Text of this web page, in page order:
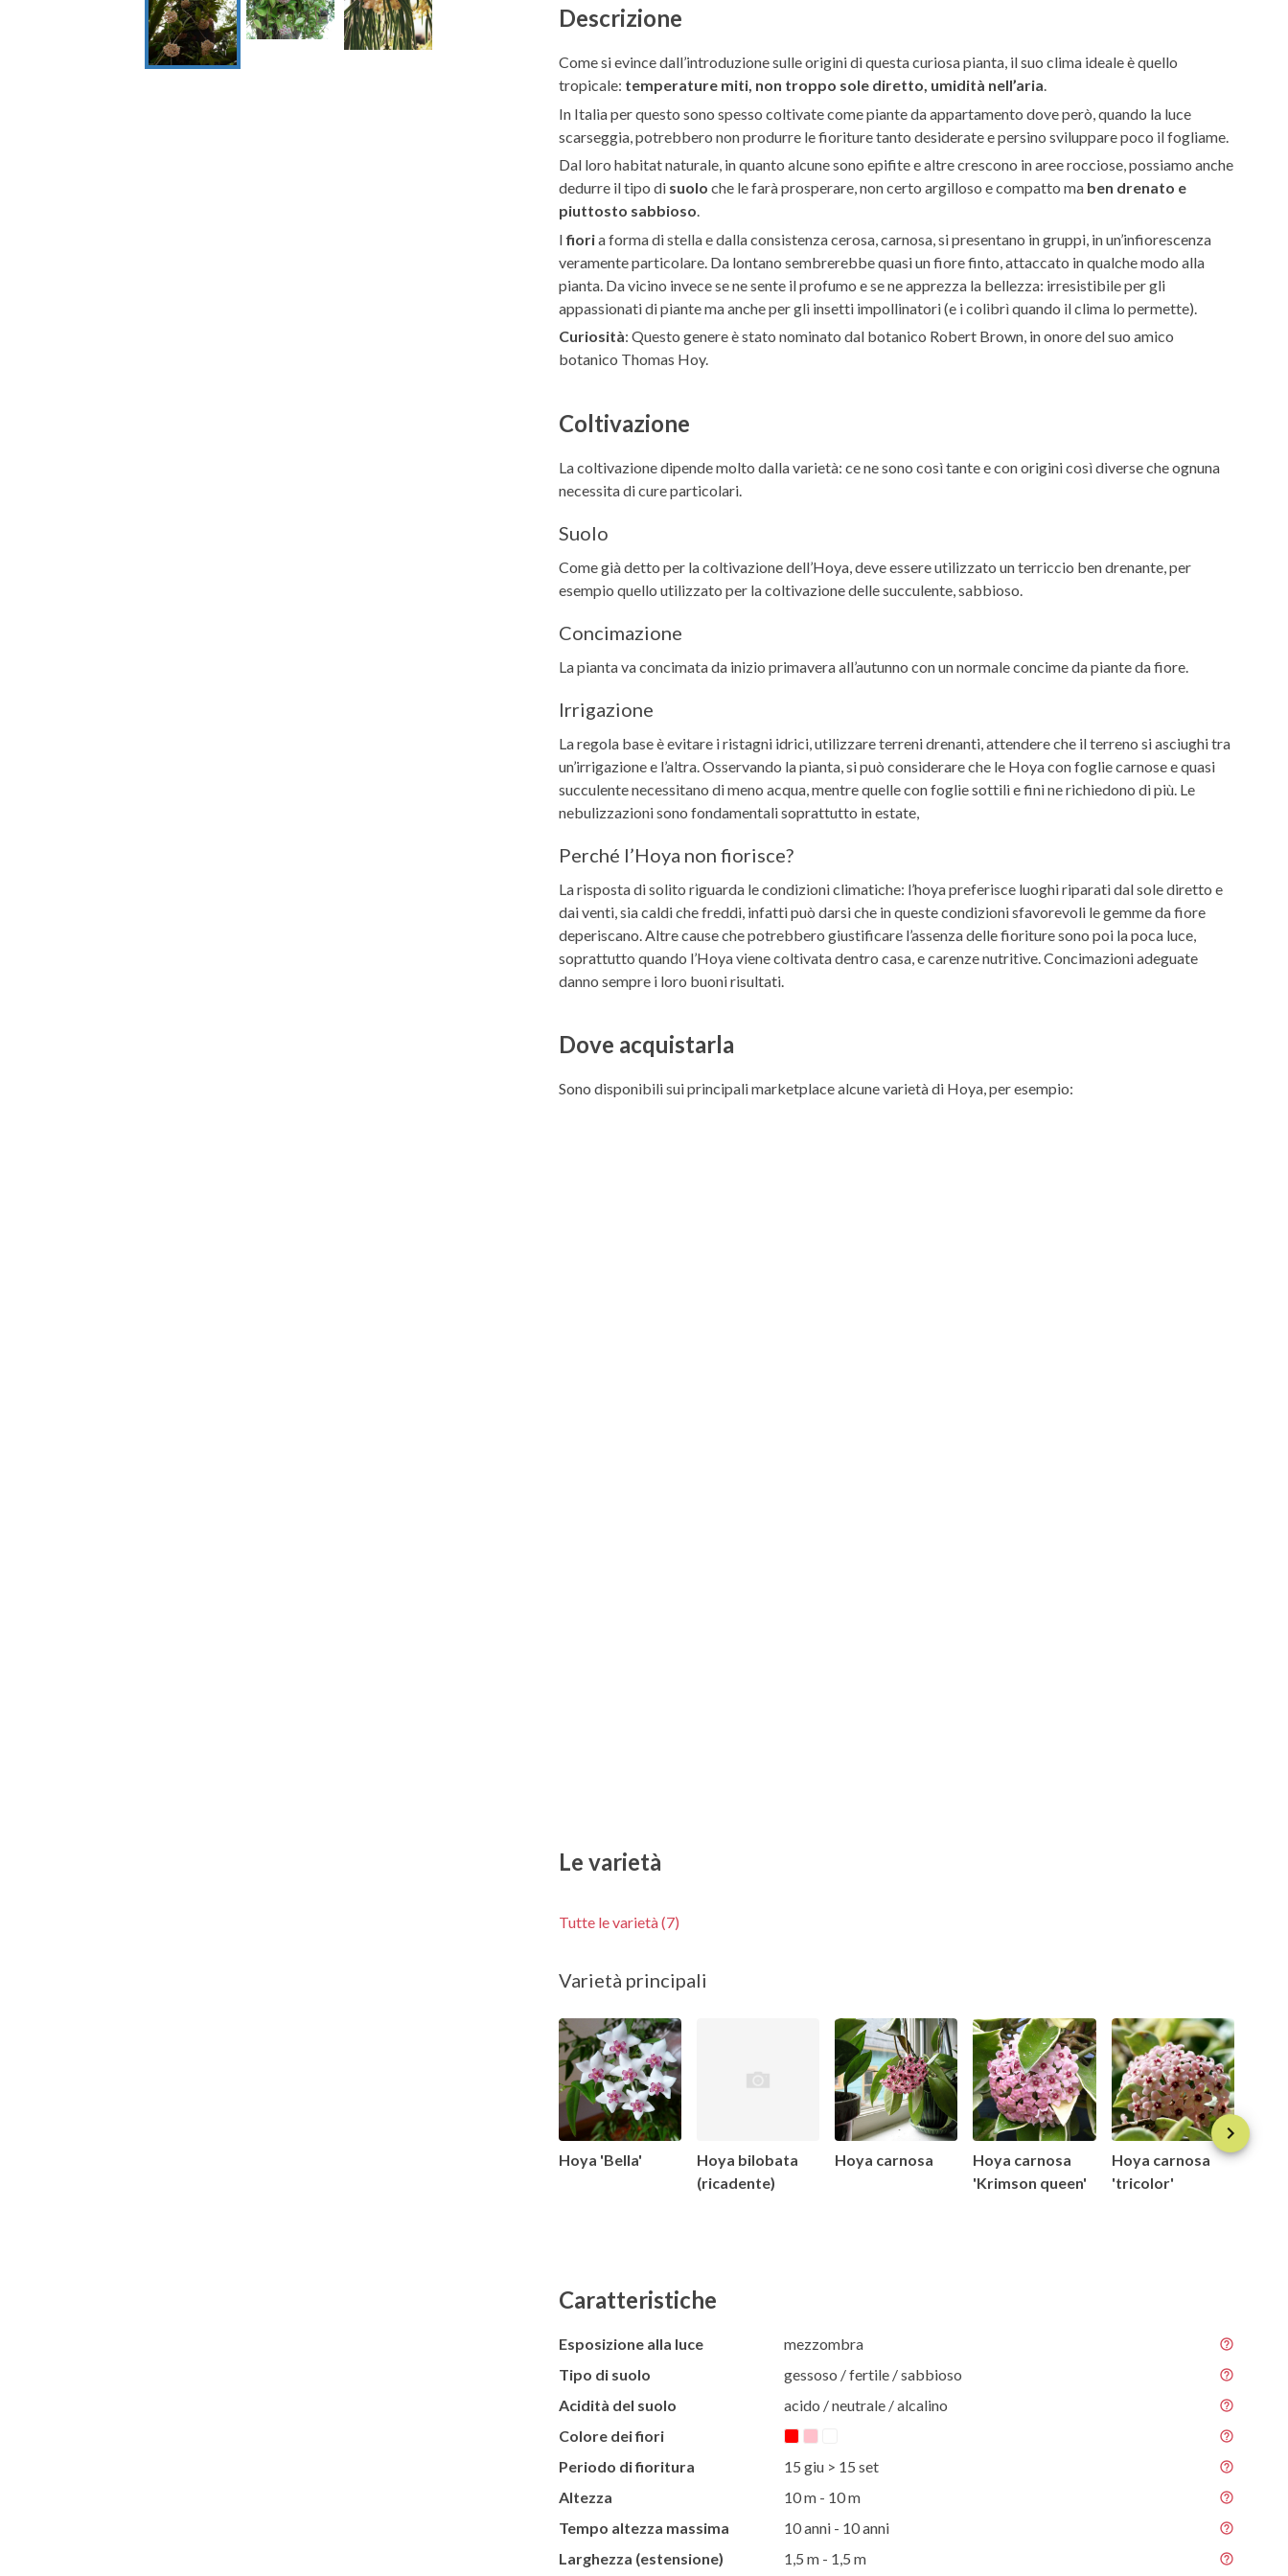
Descrizione
Come si evince dall’introduzione sulle origini di questa curiosa pianta, il suo clima ideale è quello
tropicale: temperature miti, non troppo sole diretto, umidità nell’aria.
In Italia per questo sono spesso coltivate come piante da appartamento dove però, quando la luce
scarseggia, potrebbero non produrre le fioriture tanto desiderate e persino sviluppare poco il fogliame.
Dal loro habitat naturale, in quanto alcune sono epifite e altre crescono in aree rocciose, possiamo anche
dedurre il tipo di suolo che le farà prosperare, non certo argilloso e compatto ma ben drenato e
piuttosto sabbioso.
Ifioria forma di stella e dalla consistenza cerosa, carnosa, si presentano in gruppi, in un’infiorescenza
veramente particolare. Da lontano sembrerebbe quasi un fiore finto, attaccato in qualche modo alla
pianta. Da vicino invece se ne sente il profumo e se ne apprezza la bellezza: irresistibile per gli
appassionati di piante ma anche per gli insetti impollinatori (e i colibrì quando il clima lo permette).
Curiosità: Questo genere è stato nominato dal botanico Robert Brown, in onore del suo amico
botanico Thomas Hoy.
Coltivazione
La coltivazione dipende molto dalla varietà: ce ne sono così tante e con origini così diverse che ognuna
necessita di cure particolari.
Suolo
Come già detto per la coltivazione dell’Hoya, deve essere utilizzato un terriccio ben drenante, per
esempio quello utilizzato per la coltivazione delle succulente, sabbioso.
Concimazione
La pianta va concimata da inizio primavera all’autunno con un normale concime da piante da fiore.
Irrigazione
La regola base è evitare i ristagni idrici, utilizzare terreni drenanti, attendere che il terreno si asciughi tra
un’irrigazione e l’altra. Osservando la pianta, si può considerare che le Hoya con foglie carnose e quasi
succulente necessitano di meno acqua, mentre quelle con foglie sottili e fini ne richiedono di più. Le
nebulizzazioni sono fondamentali soprattutto in estate,
Perché l’Hoya non fiorisce?
La risposta di solito riguarda le condizioni climatiche: l’hoya preferisce luoghi riparati dal sole diretto e
dai venti, sia caldi che freddi, infatti può darsi che in queste condizioni sfavorevoli le gemme da fiore
deperiscano. Altre cause che potrebbero giustificare l’assenza delle fioriture sono poi la poca luce,
soprattutto quando l’Hoya viene coltivata dentro casa, e carenze nutritive. Concimazioni adeguate
danno sempre i loro buoni risultati.
Dove acquistarla
Sono disponibili sui principali marketplace alcune varietà di Hoya, per esempio:
Le varietà
Tutte le varietà (7)
Varietà principali
Hoya 'Bella'
Hoya bilobata
(ricadente)
Hoya carnosa
Hoya carnosa
'Krimson queen'
Hoya carnosa
'tricolor'
Caratteristiche
Esposizione alla luce
mezzombra
Tipo di suolo
gessoso / fertile / sabbioso
Acidità del suolo
acido / neutrale / alcalino
Colore dei fiori
Periodo di fioritura
15 giu > 15 set
Altezza
10 m - 10 m
Tempo altezza massima
10 anni - 10 anni
Larghezza (estensione)
1,5 m - 1,5 m